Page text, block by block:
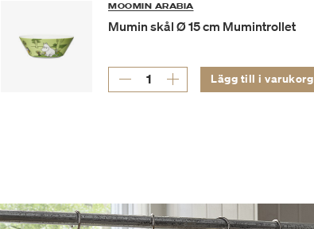
MOOMIN ARABIA
Mumin skål Ø 15 cm Mumintrollet
Lägg till i varukorg